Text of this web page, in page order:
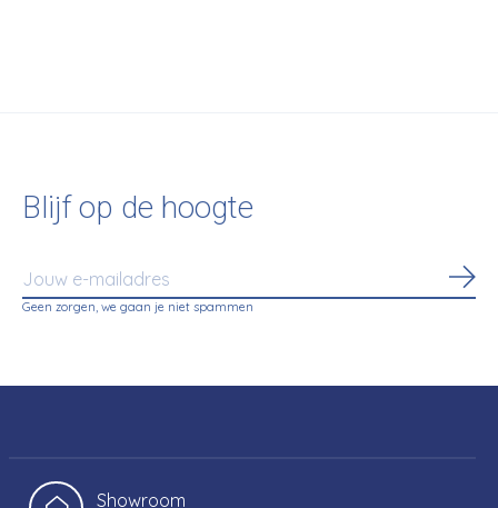
Blijf op de hoogte
Geen zorgen, we gaan je niet spammen
Showroom